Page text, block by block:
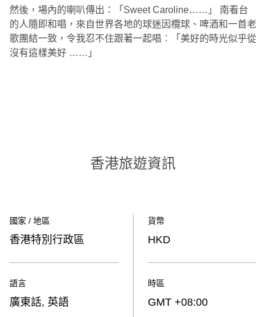
然後，場內的喇叭傳出：「Sweet Caroline……」 南看台
的人隨即和唱，來自世界各地的球迷因欖球、啤酒和一首老
歌團結一致，令我忍不住跟著一起唱︰「美好的時光似乎從
沒有這樣美好 ……」
香港旅遊資訊
國家 / 地區
香港特別行政區
語言
廣東話, 英語
貨幣
HKD
時區
GMT +08:00